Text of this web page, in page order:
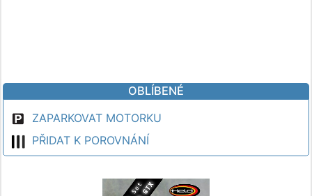
OBLÍBENÉ
ZAPARKOVAT MOTORKU
PŘIDAT K POROVNÁNÍ